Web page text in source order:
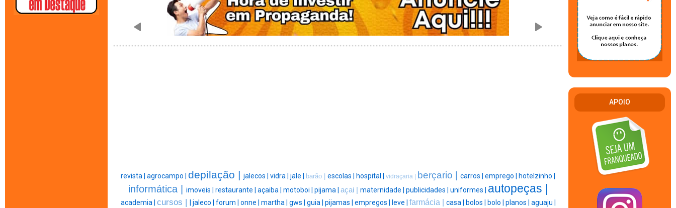
revista | agrocampo | depilação | jalecos | vidra | jale | barão | escolas | hospital | vidraçaria | berçario | carros | emprego | hotelzinho |
informática | imoveis | restaurante | açaiba | motoboi | pijama | açai | maternidade | publicidades | uniformes | autopeças |
academia | cursos | jaleco | forum | onne | martha | gws | guia | pijamas | empregos | leve | farmácia | casa | bolos | bolo | planos | aguaju |
APOIO